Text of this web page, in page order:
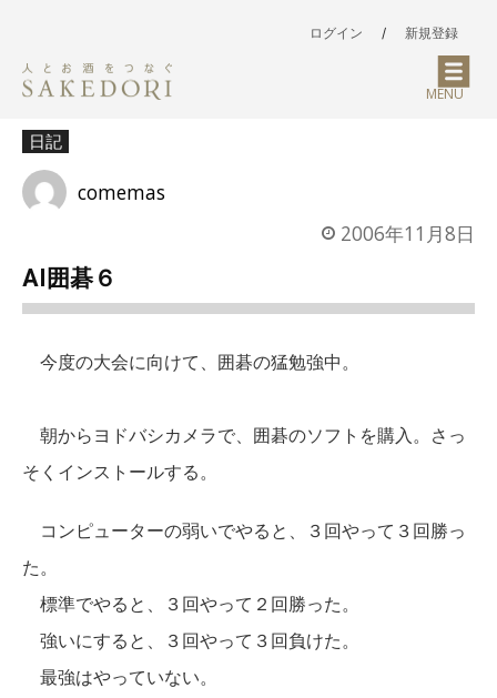
ログイン / 新規登録
MENU
日記
comemas
2006年11月8日
AI囲碁６
今度の大会に向けて、囲碁の猛勉強中。
朝からヨドバシカメラで、囲碁のソフトを購入。さっ
そくインストールする。
コンピューターの弱いでやると、３回やって３回勝っ
た。
標準でやると、３回やって２回勝った。
強いにすると、３回やって３回負けた。
最強はやっていない。